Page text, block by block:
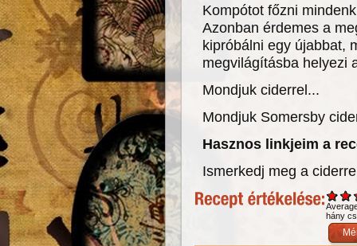
Kompótot főzni
Azonban érdemes a
kipróbálni egy újabbat,
megvilágításba helyezi
Mondjuk ciderrel...
Mondjuk Somersby
Hasznos linkjeim a
Ismerkedj meg a
hány